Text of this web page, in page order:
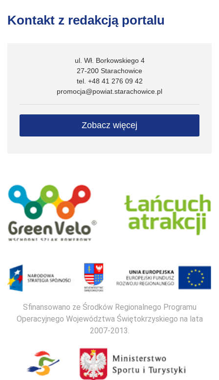
Kontakt z redakcją portalu
ul. Wł. Borkowskiego 4
27-200 Starachowice
tel. +48 41 276 09 42
promocja@powiat.starachowice.pl
Zobacz więcej
Sfinansowano ze Środków Regionalnego Programu
Operacyjnego Województwa Świętokrzyskiego na lata
2007-2013.